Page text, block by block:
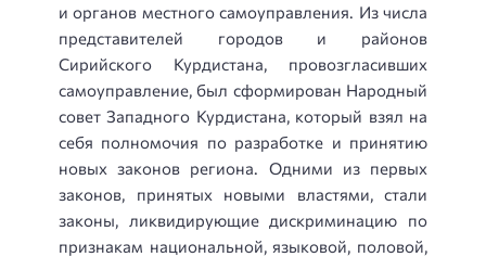
и органов местного самоуправления. Из числа
представителей городов и районов
Сирийского Курдистана, провозгласивших
самоуправление, был сформирован Народный
совет Западного Курдистана, который взял на
себя полномочия по разработке и принятию
новых законов региона. Одними из первых
законов, принятых новыми властями, стали
законы, ликвидирующие дискриминацию по
признакам национальной, языковой, половой,